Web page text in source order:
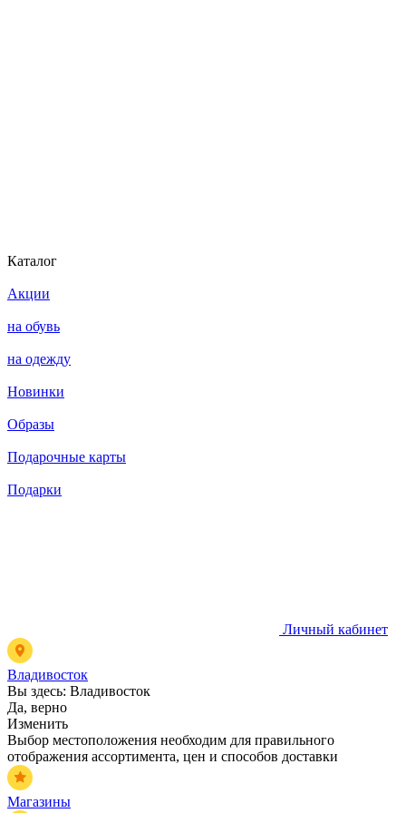
Каталог
Акции
на обувь
на одежду
Новинки
Образы
Подарочные карты
Подарки
Личный кабинет
Владивосток
Вы здесь: Владивосток
Да, верно
Изменить
Выбор местоположения необходим для правильного
отображения ассортимента, цен и способов доставки
Магазины